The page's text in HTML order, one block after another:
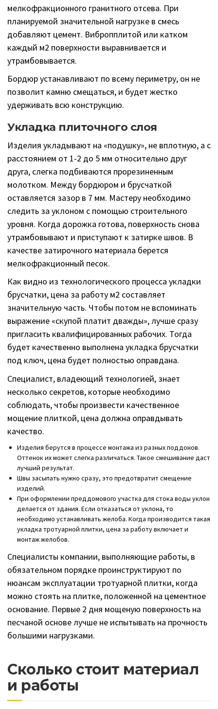
мелкофракционного гранитного отсева. При
планируемой значительной нагрузке в смесь
добавляют цемент. Вибропплитой или катком
каждый м2 поверхности выравнивается и
утрамбовывается.
Бордюр устанавливают по всему периметру, он не
позволит камню смещаться, и будет жестко
удерживать всю конструкцию.
Укладка плиточного слоя
Изделия укладывают на «подушку», не вплотную, а с
расстоянием от 1-2 до 5 мм относительно друг
друга, слегка подбиваются прорезиненным
молотком. Между бордюром и брусчаткой
оставляется зазор в 7 мм. Мастеру необходимо
следить за уклоном с помощью строительного
уровня. Когда дорожка готова, поверхность снова
утрамбовывают и приступают к затирке швов. В
качестве затирочного материала берется
мелкофракционный песок.
Как видно из технологического процесса укладки
брусчатки, цена за работу м2 составляет
значительную часть. Чтобы потом не вспоминать
выражение «скупой платит дважды», лучше сразу
пригласить квалифицированных рабочих. Тогда
будет качественно выполнена укладка брусчатки
под ключ, цена будет полностью оправдана.
Специалист, владеющий технологией, знает
несколько секретов, которые необходимо
соблюдать, чтобы произвести качественное
мощение плиткой, цена должна оправдывать
качество.
Изделия берутся в процессе монтажа из разных поддонов.
Оттенок их может слегка различаться. Такое смешивание даст
лучший результат.
Швы засыпать нужно сразу, это предотвратит смещение
изделий.
При оформлении преддомового участка для стока воды уклон
делается от здания. Если отказаться от уклона, то
необходимо устанавливать желоба. Когда производится такая
укладка тротуарной плитки, цена за работу включает и
монтаж желобов.
Специалисты компании, выполняющие работы, в
обязательном порядке проинструктируют по
нюансам эксплуатации тротуарной плитки, когда
можно стоять на плитке, положенной на цементное
основание. Первые 2 дня мощеную поверхность на
песчаной основе лучше не испытывать на прочность
большими нагрузками.
Сколько стоит материал
и работы